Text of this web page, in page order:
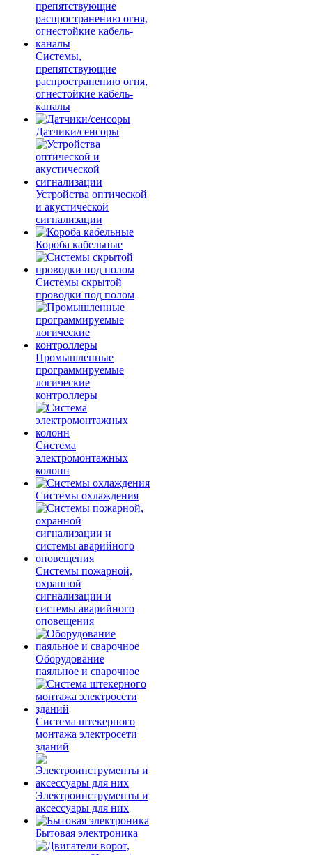
Системы,
препятствующие
распространению огня,
огнестойкие кабель-
каналы
Датчики/сенсоры
Устройства оптической
и акустической
сигнализации
Короба кабельные
Системы скрытой
проводки под полом
Промышленные
программируемые
логические
контроллеры
Система
электромонтажных
колонн
Системы охлаждения
Системы пожарной,
охранной
сигнализации и
системы аварийного
оповещения
Оборудование
паяльное и сварочное
Система штекерного
монтажа электросети
зданий
Электроинструменты и
аксессуары для них
Бытовая электроника